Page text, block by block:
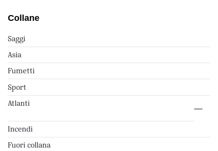
Collane
Saggi
Asia
Fumetti
Sport
Atlanti
Incendi
Fuori collana